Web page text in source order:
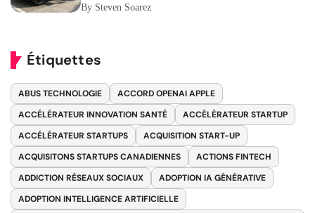
By Steven Soarez
Étiquettes
ABUS TECHNOLOGIE
ACCORD OPENAI APPLE
ACCÉLÉRATEUR INNOVATION SANTÉ
ACCÉLÉRATEUR STARTUP
ACCÉLÉRATEUR STARTUPS
ACQUISITION START-UP
ACQUISITONS STARTUPS CANADIENNES
ACTIONS FINTECH
ADDICTION RÉSEAUX SOCIAUX
ADOPTION IA GÉNÉRATIVE
ADOPTION INTELLIGENCE ARTIFICIELLE